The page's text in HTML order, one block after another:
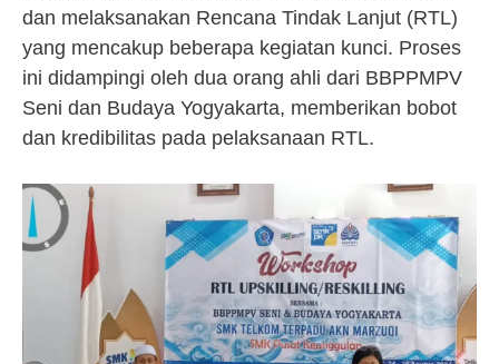
dan melaksanakan Rencana Tindak Lanjut (RTL)
yang mencakup beberapa kegiatan kunci. Proses
ini didampingi oleh dua orang ahli dari BBPPMPV
Seni dan Budaya Yogyakarta, memberikan bobot
dan kredibilitas pada pelaksanaan RTL.